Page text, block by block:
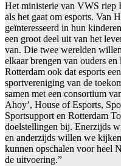
Het ministerie van VWS riep
als het gaat om esports. Van
geïnteresseerd in hun
een groot deel uit van het
van. Die twee werelden
elkaar brengen van ouders
Rotterdam ook dat esports
sportvereniging van de
samen met een consortium
Ahoy’, House of Esports,
Sportsupport en Rotterdam
doelstellingen bij. Enerzijds
en anderzijds willen we
kunnen opschalen voor heel
de uitvoering.”